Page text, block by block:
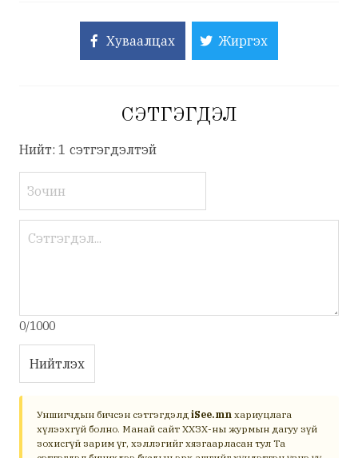
Хуваалцах Жиргэх
СЭТГЭГДЭЛ
Нийт: 1 сэтгэгдэлтэй
0/1000
Нийтлэх
Уншигчдын бичсэн сэтгэгдэлд iSee.mn хариуцлага
хүлээхгүй болно. Манай сайт ХХЗХ-ны журмын дагуу зүй
зохисгүй зарим үг, хэллэгийг хязгаарласан тул Та